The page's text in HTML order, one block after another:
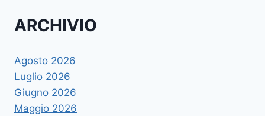
ARCHIVIO
Agosto 2026
Luglio 2026
Giugno 2026
Maggio 2026